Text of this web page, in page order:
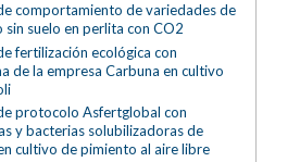
comportamiento de variedades de
sin suelo en perlita con CO2
fertilización ecológica con
de la empresa Carbuna en cultivo
protocolo Asfertglobal con
y bacterias solubilizadoras de
cultivo de pimiento al aire libre